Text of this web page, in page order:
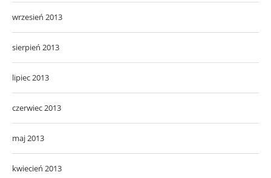
wrzesień 2013
sierpień 2013
lipiec 2013
czerwiec 2013
maj 2013
kwiecień 2013